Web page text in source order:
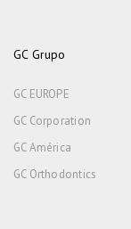
GC Grupo
GC EUROPE
GC Corporation
GC América
GC Orthodontics